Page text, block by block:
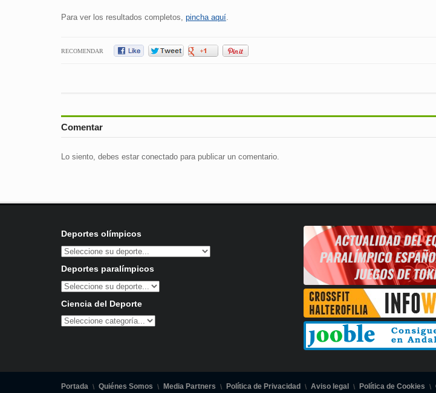
Para ver los resultados completos, pincha aquí.
RECOMENDAR
Comentar
Lo siento, debes estar conectadopara publicar un comentario.
Deportes olímpicos
Deportes paralímpicos
Ciencia del Deporte
Portada Quiénes Somos Media Partners Política de Privacidad Aviso legal Política de Cookies